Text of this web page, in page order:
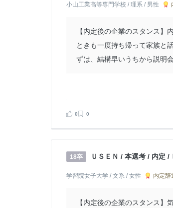
小山工業高等専門学校 / 理系 / 男性
【内定後の企業のスタンス】
ときも一度持ち帰って家族と
ずは、結構早いうちから説明
0 0
18卒 ＵＳＥＮ / 本選考 / 内定 /
学習院女子大学 / 文系 / 女性 内定辞
【内定後の企業のスタンス